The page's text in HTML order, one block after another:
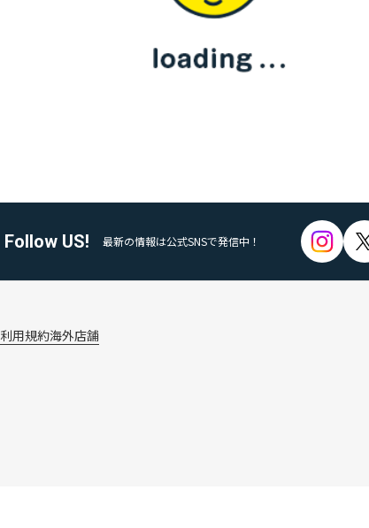
Follow US! 最新の情報は公式SNSで発信中！
利用規約海外店舗